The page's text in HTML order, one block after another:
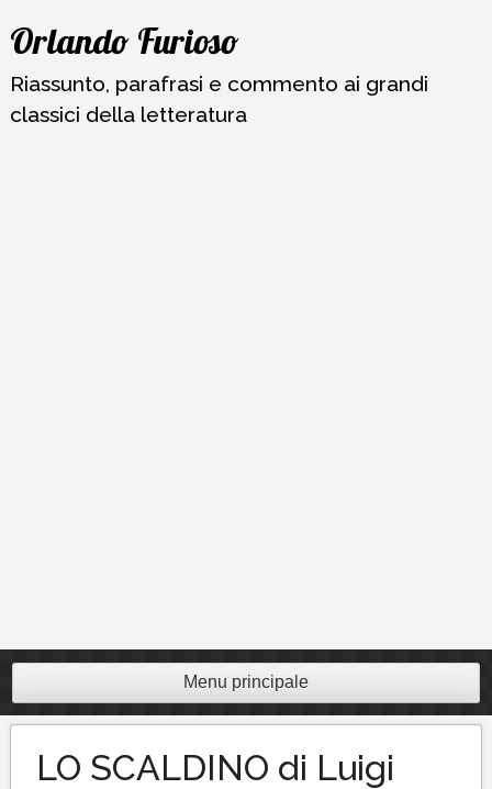
Vai
contenuto
Orlando Furioso
Riassunto, parafrasi e commento ai grandi
classici della letteratura
Menu principale
LO SCALDINO di Luigi